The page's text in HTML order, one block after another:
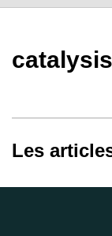
catalysis
Les